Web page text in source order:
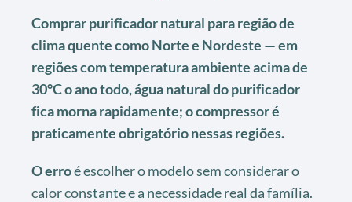
Comprar purificador natural para região de
clima quente como Norte e Nordeste — em
regiões com temperatura ambiente acima de
30°C o ano todo, água natural do purificador
fica morna rapidamente; o compressor é
praticamente obrigatório nessas regiões.
O erroé escolher o modelo sem considerar o
calor constante e a necessidade real da família.